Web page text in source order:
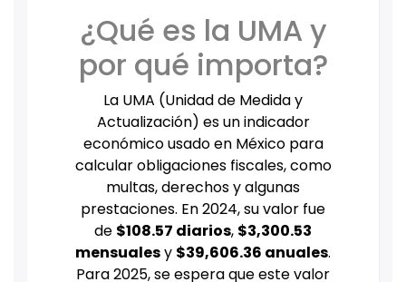
¿Qué es la UMA y
por qué importa?
La UMA (Unidad de Medida y
Actualización) es un indicador
económico usado en México para
calcular obligaciones fiscales, como
multas, derechos y algunas
prestaciones. En 2024, su valor fue
de $108.57 diarios, $3,300.53
mensualesy $39,606.36 anuales.
Para 2025, se espera que este valor